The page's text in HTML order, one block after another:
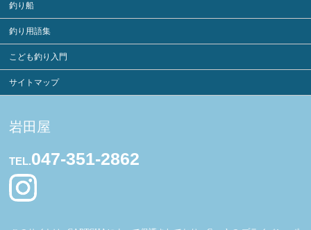
釣り船
釣り用語集
こども釣り入門
サイトマップ
岩田屋
TEL.047-351-2862